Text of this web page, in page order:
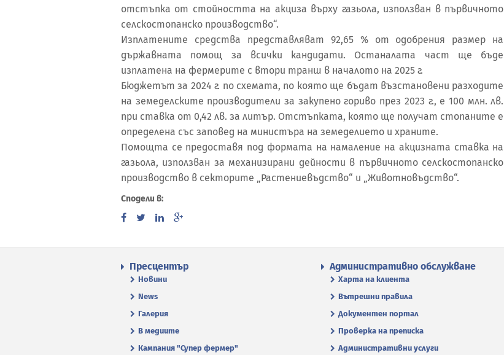
отстъпка от стойността на акциза върху газьола, използван в първичното
селскостопанско производство“.
Изплатените средства представляват 92,65 % от одобрения размер на
държавната помощ за всички кандидати. Останалата част ще бъде
изплатена на фермерите с втори транш в началото на 2025 г.
Бюджетът за 2024 г. по схемата, по която ще бъдат възстановени разходите
на земеделските производители за закупено гориво през 2023 г., е 100 млн. лв.
при ставка от 0,42 лв. за литър. Отстъпката, която ще получат стопаните е
определена със заповед на министъра на земеделието и храните.
Помощта се предоставя под формата на намаление на акцизната ставка на
газьола, използван за механизирани дейности в първичното селскостопанско
производство в секторите „Растениевъдство“ и „Животновъдство“.
Сподели в:
Пресцентър
Новини
News
Галерия
В медиите
Кампания "Супер фермер"
Административно обслужване
Харта на клиента
Вътрешни правила
Документен портал
Проверка на преписка
Административни услуги